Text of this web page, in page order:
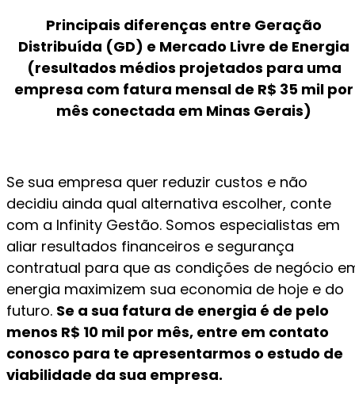
Principais diferenças entre Geração
Distribuída (GD) e Mercado Livre de Energia
(resultados médios projetados para uma
empresa com fatura mensal de R$ 35 mil por
mês conectada em Minas Gerais)
Se sua empresa quer reduzir custos e não
decidiu ainda qual alternativa escolher, conte
com a Infinity Gestão. Somos especialistas em
aliar resultados financeiros e segurança
contratual para que as condições de negócio
energia maximizem sua economia de hoje e do
futuro. Se a sua fatura de energia é de pelo
menos R$ 10 mil por mês, entre em contato
conosco para te apresentarmos o estudo de
viabilidade da sua empresa.